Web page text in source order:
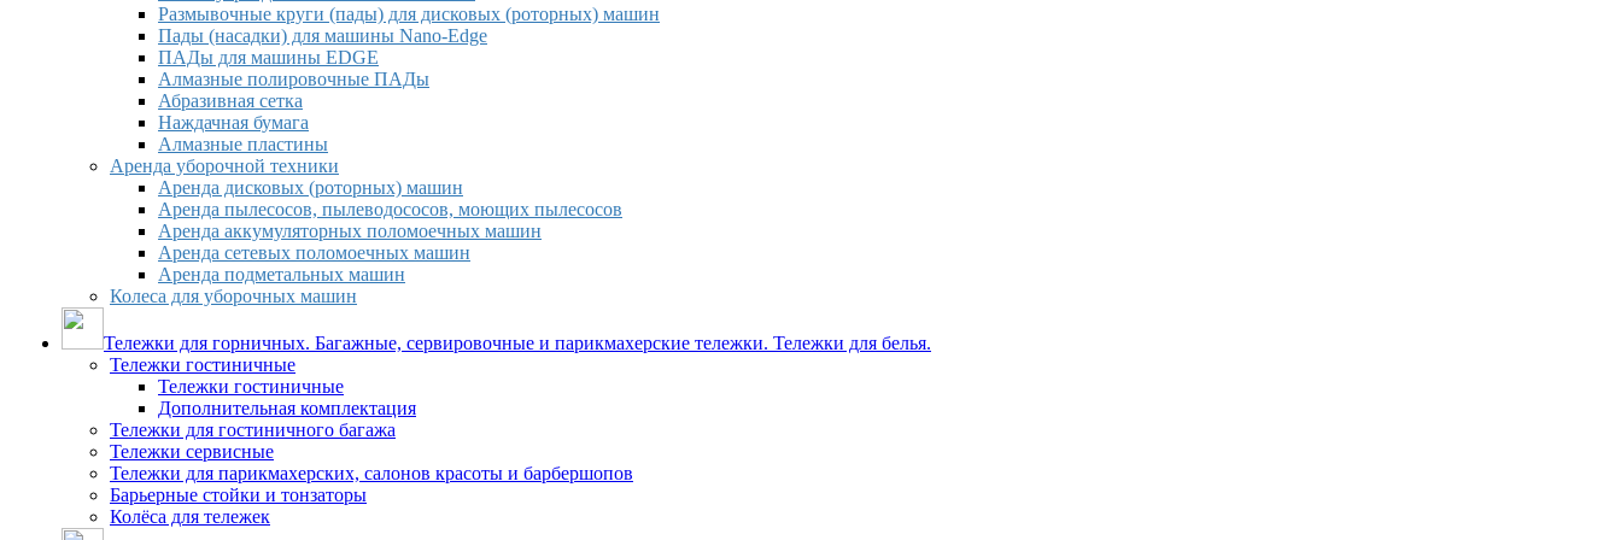
Размывочные круги (пады) для дисковых (роторных) машин
Пады (насадки) для машины Nano-Edge
ПАДы для машины EDGE
Алмазные полировочные ПАДы
Абразивная сетка
Наждачная бумага
Алмазные пластины
Аренда уборочной техники
Аренда дисковых (роторных) машин
Аренда пылесосов, пылеводососов, моющих пылесосов
Аренда аккумуляторных поломоечных машин
Аренда сетевых поломоечных машин
Аренда подметальных машин
Колеса для уборочных машин
Тележки для горничных. Багажные, сервировочные и парикмахерские тележки. Тележки для белья.
Тележки гостиничные
Тележки гостиничные
Дополнительная комплектация
Тележки для гостиничного багажа
Тележки сервисные
Тележки для парикмахерских, салонов красоты и барбершопов
Барьерные стойки и тонзаторы
Колёса для тележек